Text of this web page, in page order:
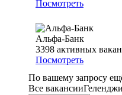
Посмотреть
Альфа-Банк
3398 активных
Посмотреть
По вашему запросу
Все вакансии